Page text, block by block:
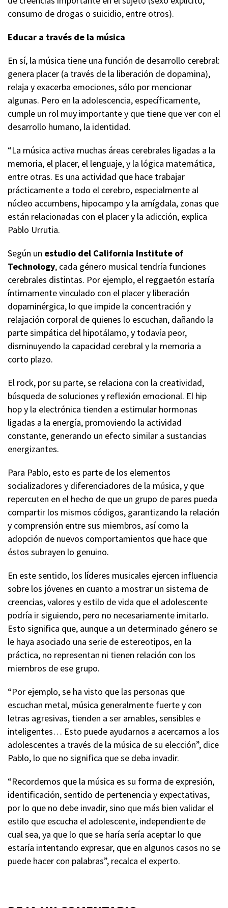
consumo de drogas o suicidio, entre otros).
Educar a través de la música
En sí, la música tiene una función de desarrollo cerebral:
genera placer (a través de la liberación de dopamina),
relaja y exacerba emociones, sólo por mencionar
algunas. Pero en la adolescencia, específicamente,
cumple un rol muy importante y que tiene que ver con el
desarrollo humano, la identidad.
“La música activa muchas áreas cerebrales ligadas a la
memoria, el placer, el lenguaje, y la lógica matemática,
entre otras. Es una actividad que hace trabajar
prácticamente a todo el cerebro, especialmente al
núcleo accumbens, hipocampo y la amígdala, zonas que
están relacionadas con el placer y la adicción, explica
Pablo Urrutia.
Según un estudio del California Institute of
Technology, cada género musical tendría funciones
cerebrales distintas. Por ejemplo, el reggaetón estaría
íntimamente vinculado con el placer y liberación
dopaminérgica, lo que impide la concentración y
relajación corporal de quienes lo escuchan, dañando la
parte simpática del hipotálamo, y todavía peor,
disminuyendo la capacidad cerebral y la memoria a
corto plazo.
El rock, por su parte, se relaciona con la creatividad,
búsqueda de soluciones y reflexión emocional. El hip
hop y la electrónica tienden a estimular hormonas
ligadas a la energía, promoviendo la actividad
constante, generando un efecto similar a sustancias
energizantes.
Para Pablo, esto es parte de los elementos
socializadores y diferenciadores de la música, y que
repercuten en el hecho de que un grupo de pares pueda
compartir los mismos códigos, garantizando la relación
y comprensión entre sus miembros, así como la
adopción de nuevos comportamientos que hace que
éstos subrayen lo genuino.
En este sentido, los líderes musicales ejercen influencia
sobre los jóvenes en cuanto a mostrar un sistema de
creencias, valores y estilo de vida que el adolescente
podría ir siguiendo, pero no necesariamente imitarlo.
Esto significa que, aunque a un determinado género se
le haya asociado una serie de estereotipos, en la
práctica, no representan ni tienen relación con los
miembros de ese grupo.
“Por ejemplo, se ha visto que las personas que
escuchan metal, música generalmente fuerte y con
letras agresivas, tienden a ser amables, sensibles e
inteligentes… Esto puede ayudarnos a acercarnos a los
adolescentes a través de la música de su elección”, dice
Pablo, lo que no significa que se deba invadir.
“Recordemos que la música es su forma de expresión,
identificación, sentido de pertenencia y expectativas,
por lo que no debe invadir, sino que más bien validar el
estilo que escucha el adolescente, independiente de
cual sea, ya que lo que se haría sería aceptar lo que
estaría intentando expresar, que en algunos casos no se
puede hacer con palabras”, recalca el experto.